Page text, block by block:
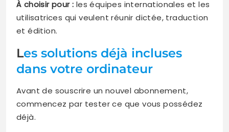
À choisir pour : les équipes internationales et les
utilisatrices qui veulent réunir dictée, traduction
et édition.
Les solutions déjà incluses
dans votre ordinateur
Avant de souscrire un nouvel abonnement,
commencez par tester ce que vous possédez
déjà.